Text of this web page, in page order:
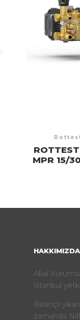
MPR 15/
HAKKIMIZDA
Akal
İstanbul
Basınçlı
zamanda